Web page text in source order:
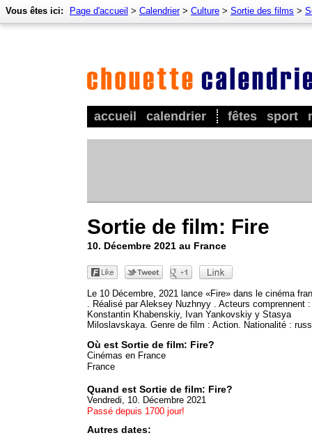
accueil calendrier fêtes sport
Vous êtes ici: Page d'accueil > Calendrier> Culture > Sortie des films >
Sortie de film: Fire
10. Décembre 2021 au France
Le 10 Décembre, 2021 lance «Fire» dans le cinéma
. Réalisé par Aleksey Nuzhnyy . Acteurs comprennent :
Konstantin Khabenskiy, Ivan Yankovskiy y Stasya
Miloslavskaya. Genre de film : Action. Nationalité :
Où est Sortie de film: Fire?
Cinémas en France
France
Quand est Sortie de film: Fire?
Vendredi, 10. Décembre 2021
Passé depuis 1700 jour!
Autres dates: